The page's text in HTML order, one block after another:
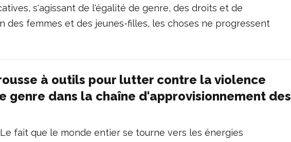
s'agissant de l'égalité de genre, des droits et de
des femmes et des jeunes-filles, les choses ne progressent
à outils pour lutter contre la violence
genre dans la chaîne d'approvisionnement des
Le fait que le monde entier se tourne vers les énergies